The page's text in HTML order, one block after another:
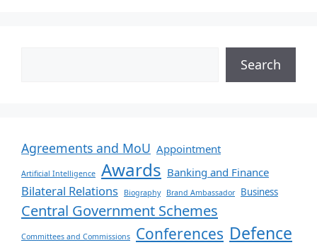
Search
Agreements and MoU Appointment
Artificial Intelligence Awards Banking and Finance
Bilateral Relations Biography Brand Ambassador Business
Central Government Schemes
Committees and Commissions Conferences Defence